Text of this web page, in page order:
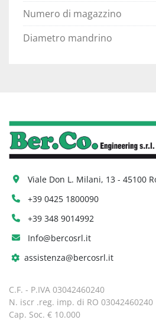
Numero di magazzino
Diametro mandrino
Viale Don L. Milani, 13 - 45100
+39 0425 1800090
+39 348 9014992
Info@bercosrl.it
assistenza@bercosrl.it
C.F. - P.IVA 03042460240
N. iscr .reg. imp. di RO 03042460240
Cap. Soc. € 10.000